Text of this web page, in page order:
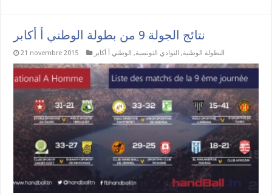
نتائج الجولة 9 من بطولة الوطني أ أكابر
21 novembre 2015 البطولة الوطنية, النوادي التونسية, الوطني أ أكابر